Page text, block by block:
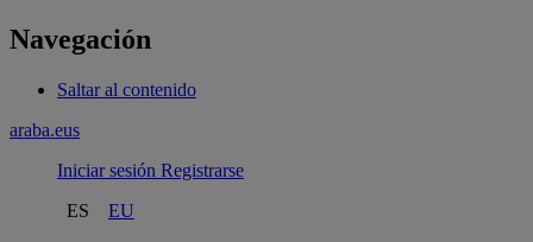
Navegación
Saltar al contenido
araba.eus
Iniciar sesión Registrarse
ES
EU